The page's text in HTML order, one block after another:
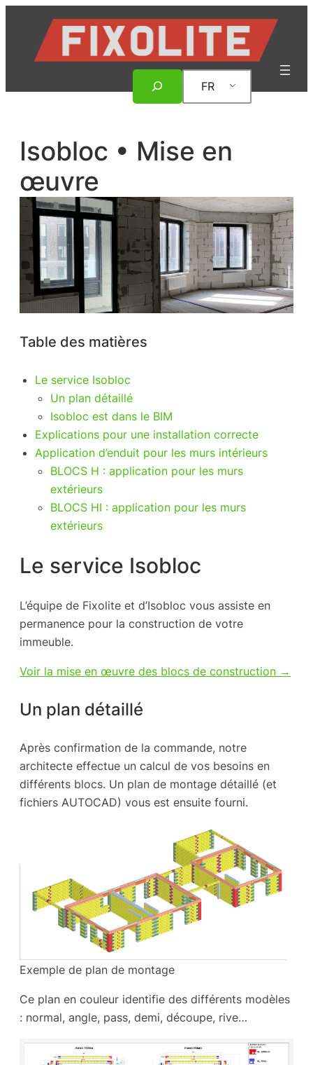
contenu
FR
Isobloc • Mise en
œuvre
Table des matières
Le service Isobloc
Un plan détaillé
Isobloc est dans le BIM
Explications pour une installation correcte
Application d’enduit pour les murs intérieurs
BLOCS H : application pour les murs
extérieurs
BLOCS HI : application pour les murs
extérieurs
Le service Isobloc
L’équipe de Fixolite et d’Isobloc vous assiste en
permanence pour la construction de votre
immeuble.
Voir la mise en œuvre des blocs de construction →
Un plan détaillé
Après confirmation de la commande, notre
architecte effectue un calcul de vos besoins en
différents blocs. Un plan de montage détaillé (et
fichiers AUTOCAD) vous est ensuite fourni.
Exemple de plan de montage
Ce plan en couleur identifie des différents modèles
: normal, angle, pass, demi, découpe, rive…